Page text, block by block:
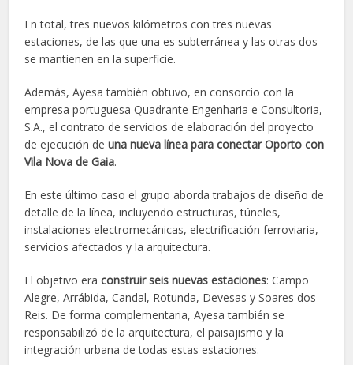
En total, tres nuevos kilómetros con tres nuevas
estaciones, de las que una es subterránea y las otras dos
se mantienen en la superficie.
Además, Ayesa también obtuvo, en consorcio con la
empresa portuguesa Quadrante Engenharia e Consultoria,
S.A., el contrato de servicios de elaboración del proyecto
de ejecución deuna nueva línea para conectar Oporto con
Vila Nova de Gaia.
En este último caso el grupo aborda trabajos de diseño de
detalle de la línea, incluyendo estructuras, túneles,
instalaciones electromecánicas, electrificación ferroviaria,
servicios afectados y la arquitectura.
El objetivo eraconstruir seis nuevas estaciones: Campo
Alegre, Arrábida, Candal, Rotunda, Devesas y Soares dos
Reis. De forma complementaria, Ayesa también se
responsabilizó de la arquitectura, el paisajismo y la
integración urbana de todas estas estaciones.